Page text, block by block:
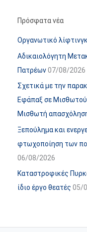
α
ρ
τ
ή
σ
ε
ω
ν
ε
ρ
θ
ρ
ω
ν
ι
σ
τ
ο
χ
ο
Πρόσφατα νέα
Οργανωτικό
Αδικαιολόγητη
Πατρέων07/08/2026
Σχετικά με την
Εφάπαξ σε
Μισθωτή
Ξεπούλημα και
φτωχοποίηση των
06/08/2026
Καταστροφικές
ίδιο έργο θεατές 05/